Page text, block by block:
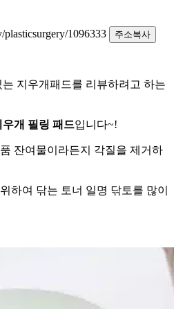
plasticsurgery/1096333
주소복사
지우개패드를 리뷰하려고 하는
개 필링 패드입니다~!
잔여물이라든지 각질을 제거하
하여 닦는 토너 일명 닦토를 많이